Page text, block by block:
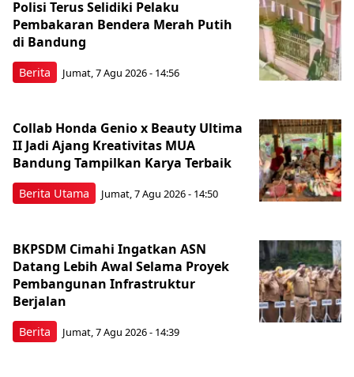
Berita
Polisi Terus Selidiki Pelaku
Pembakaran Bendera Merah Putih
di Bandung
Jumat, 7 Agu 2026 - 14:56
Berita Utama
Collab Honda Genio x Beauty Ultima
II Jadi Ajang Kreativitas MUA
Bandung Tampilkan Karya Terbaik
Jumat, 7 Agu 2026 - 14:50
Berita
BKPSDM Cimahi Ingatkan ASN
Datang Lebih Awal Selama Proyek
Pembangunan Infrastruktur
Berjalan
Jumat, 7 Agu 2026 - 14:39